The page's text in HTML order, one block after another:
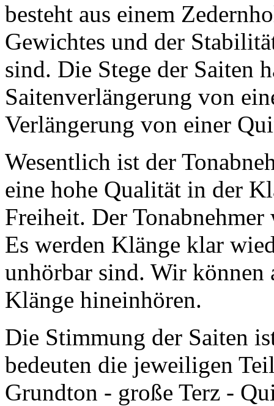
besteht aus einem
Gewichtes und der
sind. Die Stege der Saiten
Saitenverlängerung von
Verlängerung von einer
Wesentlich ist der
eine hohe Qualität in der
Freiheit. Der
Es werden Klänge klar
unhörbar sind. Wir können
Klänge hineinhören.
Die Stimmung der Saiten
bedeuten die jeweiligen
Grundton - große Terz -